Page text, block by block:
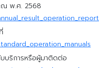
ณ พ.ศ. 2568
บริการหรือผู้มาติดต่อ